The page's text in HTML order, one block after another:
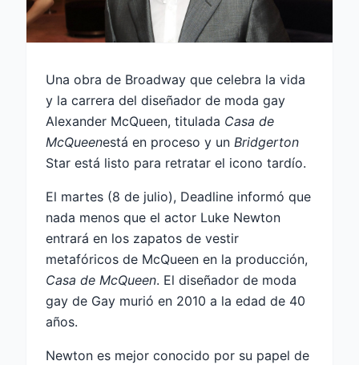
Una obra de Broadway que celebra la vida
y la carrera del diseñador de moda gay
Alexander McQueen, titulada Casa de
McQueenestá en proceso y un Bridgerton
Star está listo para retratar el icono tardío.
El martes (8 de julio), Deadline informó que
nada menos que el actor Luke Newton
entrará en los zapatos de vestir
metafóricos de McQueen en la producción,
Casa de McQueen. El diseñador de moda
gay de Gay murió en 2010 a la edad de 40
años.
Newton es mejor conocido por su papel de